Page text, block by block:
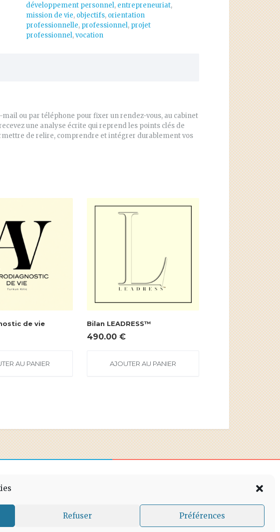
Refuser Préférences
développement personnel, entrepreneuriat,
mission de vie, objectifs, orientation
professionnelle, professionnel, projet
professionnel,vocation
ou par téléphone pour fixer un rendez-vous, au cabinet
une analyse écrite qui reprend les points clés de
de relire, comprendre et intégrer durablement vos
de vie
AU PANIER
Bilan LEADRESS™
490.00€
AJOUTER AU PANIER